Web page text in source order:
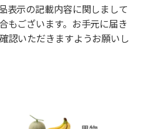
表示の記載内容に関しまして
もございます。お手元に届き
認いただきますようお願いし